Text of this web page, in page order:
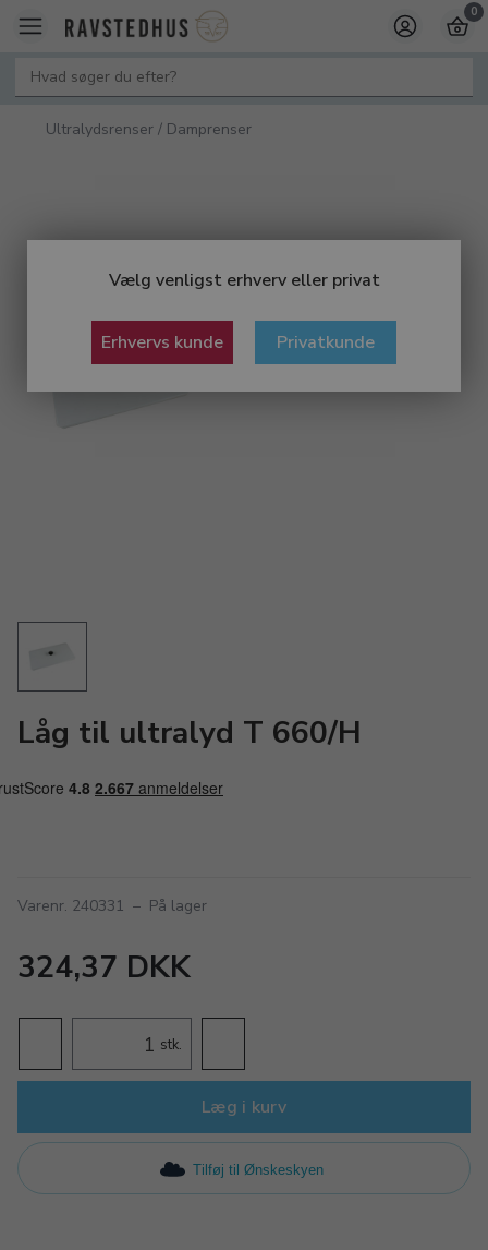
Vælg venligst erhverv eller privat
Erhvervs kunde Privatkunde
0
Ultralydsrenser / Damprenser
Låg til ultralyd T 660/H
Varenr. 240331 – På lager
324,37 DKK
stk.
Læg i kurv
Tilføj til Ønskeskyen